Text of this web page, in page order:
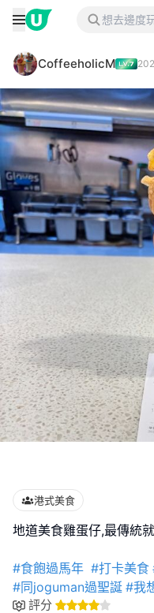
CoffeeholicM
港式美食
地道美食雞蛋仔,最傳統
#食飽過馬年 #打卡美食
#同joguman過聖誕 #我
評分